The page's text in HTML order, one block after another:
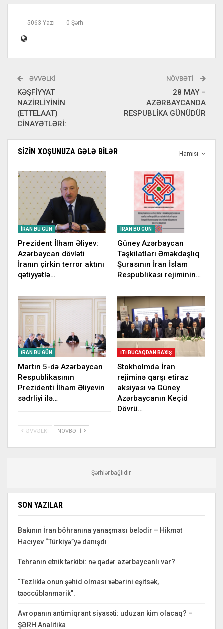
5063 Yazı 0 Şərh
ƏVVƏLKI
KƏŞFİYYAT
NAZİRLİYİNİN
(ETTELAAT)
CİNAYƏTLƏRİ:
NÖVBƏTI
28 MAY –
AZƏRBAYCANDA
RESPUBLİKA GÜNÜDÜR
Hamısı
SIZIN XOŞUNUZA GƏLƏ BILƏR
İRAN BU GÜN
Prezident İlham Əliyev:
Azərbaycan dövləti
İranın çirkin terror aktını
qətiyyətlə…
İRAN BU GÜN
Güney Azərbaycan
Təşkilatları Əməkdaşlıq
Şurasının İran İslam
Respublikası rejiminin…
İRAN BU GÜN
Martın 5-də Azərbaycan
Respublikasının
Prezidenti İlham Əliyevin
sədrliyi ilə…
İTI BUCAQDAN BAXIŞ
Stokholmda İran
rejiminə qarşı etiraz
aksiyası və Güney
Azərbaycanın Keçid
Dövrü…
ƏVVƏLKI NÖVBƏTI
Şərhlər bağlıdır.
SON YAZILAR
Bakının İran böhranına yanaşması belədir – Hikmət
Hacıyev “Türkiyə”yə danışdı
Tehranın etnik tərkibi: nə qədər azərbaycanlı var?
“Tezliklə onun şəhid olması xəbərini eşitsək,
təəccüblənmərik”.
Avropanın antimiqrant siyasəti: uduzan kim olacaq? –
ŞƏRH Analitika